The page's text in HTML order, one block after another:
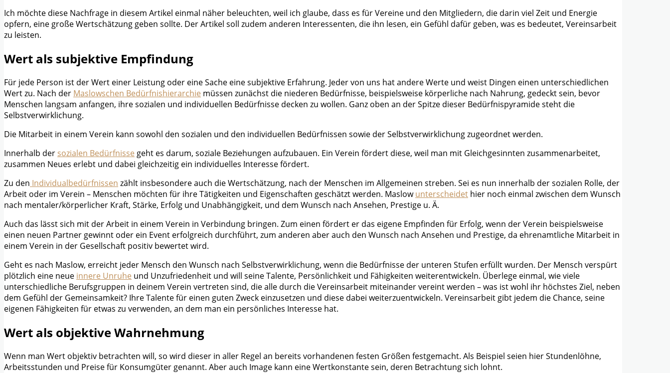
Ich möchte diese Nachfrage in diesem Artikel einmal näher beleuchten, weil ich glaube, dass es für Vereine und den Mitgliedern, die darin viel Zeit und Energie
opfern, eine große Wertschätzung geben sollte. Der Artikel soll zudem anderen Interessenten, die ihn lesen, ein Gefühl dafür geben, was es bedeutet, Vereinsarbeit
zu leisten.
Wert als subjektive Empfindung
Für jede Person ist der Wert einer Leistung oder eine Sache eine subjektive Erfahrung. Jeder von uns hat andere Werte und weist Dingen einen unterschiedlichen
Wert zu. Nach der Maslowschen Bedürfnishierarchie müssen zunächst die niederen Bedürfnisse, beispielsweise körperliche nach Nahrung, gedeckt sein, bevor
Menschen langsam anfangen, ihre sozialen und individuellen Bedürfnisse decken zu wollen. Ganz oben an der Spitze dieser Bedürfnispyramide steht die
Selbstverwirklichung.
Die Mitarbeit in einem Verein kann sowohl den sozialen und den individuellen Bedürfnissen sowie der Selbstverwirklichung zugeordnet werden.
Innerhalb der sozialen Bedürfnisse geht es darum, soziale Beziehungen aufzubauen. Ein Verein fördert diese, weil man mit Gleichgesinnten zusammenarbeitet,
zusammen Neues erlebt und dabei gleichzeitig ein individuelles Interesse fördert.
Zu den Individualbedürfnissen zählt insbesondere auch die Wertschätzung, nach der Menschen im Allgemeinen streben. Sei es nun innerhalb der sozialen Rolle, der
Arbeit oder im Verein – Menschen möchten für ihre Tätigkeiten und Eigenschaften geschätzt werden. Maslowunterscheidet hier noch einmal zwischen dem Wunsch
nach mentaler/körperlicher Kraft, Stärke, Erfolg und Unabhängigkeit, und dem Wunsch nach Ansehen, Prestige u. Ä.
Auch das lässt sich mit der Arbeit in einem Verein in Verbindung bringen. Zum einen fördert er das eigene Empfinden für Erfolg, wenn der Verein beispielsweise
einen neuen Partner gewinnt oder ein Event erfolgreich durchführt, zum anderen aber auch den Wunsch nach Ansehen und Prestige, da ehrenamtliche Mitarbeit in
einem Verein in der Gesellschaft positiv bewertet wird.
Geht es nach Maslow, erreicht jeder Mensch den Wunsch nach Selbstverwirklichung, wenn die Bedürfnisse der unteren Stufen erfüllt wurden. Der Mensch verspürt
plötzlich eine neue innere Unruhe und Unzufriedenheit und will seine Talente, Persönlichkeit und Fähigkeiten weiterentwickeln. Überlege einmal, wie viele
unterschiedliche Berufsgruppen in deinem Verein vertreten sind, die alle durch die Vereinsarbeit miteinander vereint werden – was ist wohl ihr höchstes Ziel, neben
dem Gefühl der Gemeinsamkeit? Ihre Talente für einen guten Zweck einzusetzen und diese dabei weiterzuentwickeln. Vereinsarbeit gibt jedem die Chance, seine
eigenen Fähigkeiten für etwas zu verwenden, an dem man ein persönliches Interesse hat.
Wert als objektive Wahrnehmung
Wenn man Wert objektiv betrachten will, so wird dieser in aller Regel an bereits vorhandenen festen Größen festgemacht. Als Beispiel seien hier Stundenlöhne,
Arbeitsstunden und Preise für Konsumgüter genannt. Aber auch Image kann eine Wertkonstante sein, deren Betrachtung sich lohnt.